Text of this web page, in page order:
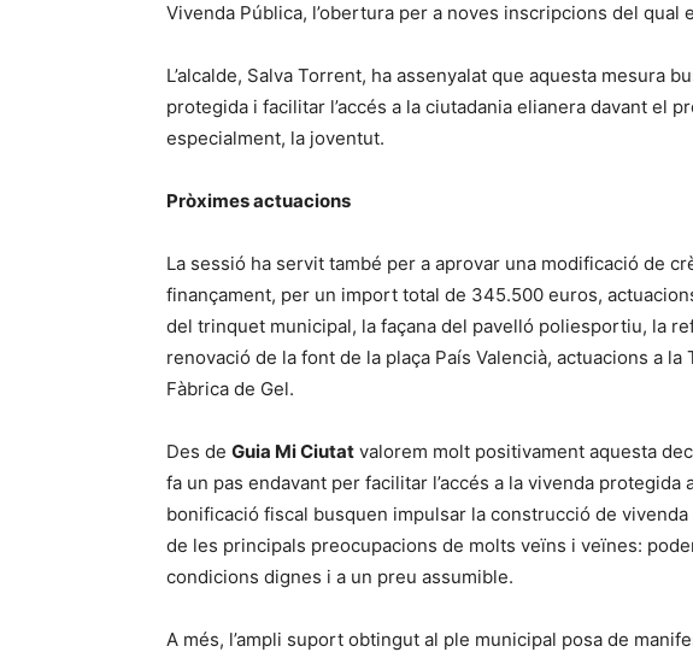
Vivenda Pública, l’obertura per a noves inscripcions del qual
L’alcalde, Salva Torrent, ha assenyalat que aquesta mesura
protegida i facilitar l’accés a la ciutadania elianera davant el
especialment, la joventut.
Pròximes actuacions
La sessió ha servit també per a aprovar una modificació de
finançament, per un import total de 345.500 euros,
del trinquet municipal, la façana del pavelló poliesportiu, la
renovació de la font de la plaça País Valencià, actuacions a
Fàbrica de Gel.
Des de Guia Mi Ciutat valorem molt positivament aquesta
fa un pas endavant per facilitar l’accés a la vivenda
bonificació fiscal busquen impulsar la construcció de
de les principals preocupacions de molts veïns i veïnes:
condicions dignes i a un preu assumible.
A més, l’ampli suport obtingut al ple municipal posa de